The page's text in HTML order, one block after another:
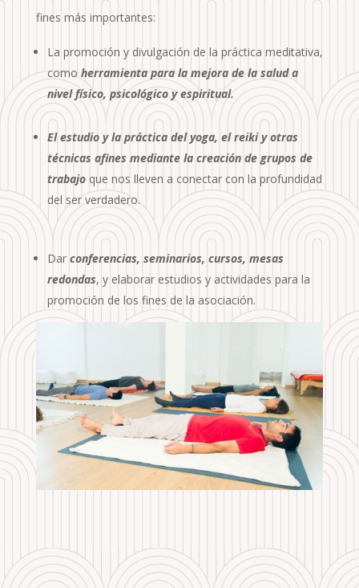
fines más importantes:
La promoción y divulgación de la práctica meditativa,
como herramienta para la mejora de la salud a
nivel físico, psicológico y espiritual.
El estudio y la práctica del yoga, el reiki y otras
técnicas afines mediante la creación de grupos de
trabajoque nos lleven a conectar con la profundidad
del ser verdadero.
Dar conferencias, seminarios, cursos, mesas
redondas, y elaborar estudios y actividades para la
promoción de los fines de la asociación.